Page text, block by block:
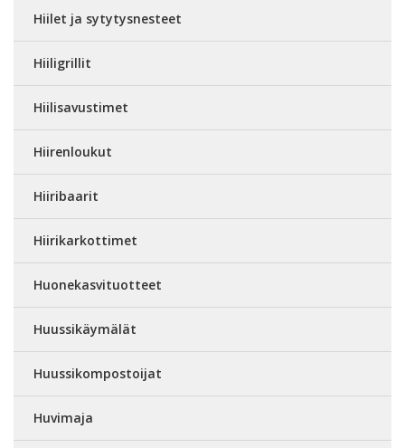
Hiilet ja sytytysnesteet
Hiiligrillit
Hiilisavustimet
Hiirenloukut
Hiiribaarit
Hiirikarkottimet
Huonekasvituotteet
Huussikäymälät
Huussikompostoijat
Huvimaja